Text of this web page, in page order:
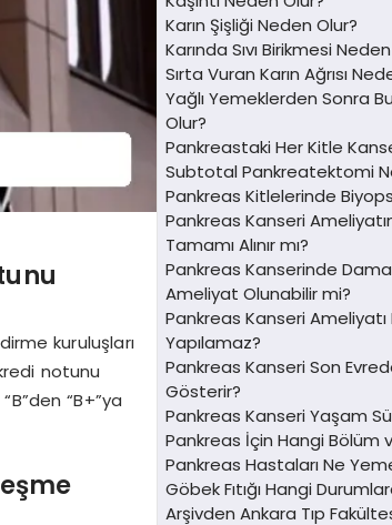
kuruluşları
notunu
“B+”ya
Karın Şişliği Neden Olur?
Karında Sıvı Birikmesi
Sırta Vuran Karın Ağrısı
Yağlı Yemeklerden Sonra
Olur?
Pankreastaki Her Kitle
Subtotal Pankreatektomi
Pankreas Kitlelerinde
Pankreas Kanseri
Tamamı Alınır mı?
Pankreas Kanserinde
Ameliyat Olunabilir mi?
Pankreas Kanseri
Yapılamaz?
Pankreas Kanseri Son
Gösterir?
Pankreas Kanseri Yaşam
Pankreas İçin Hangi Bölüm
Pankreas Hastaları Ne
Göbek Fıtığı Hangi
Arşivden Ankara Tıp